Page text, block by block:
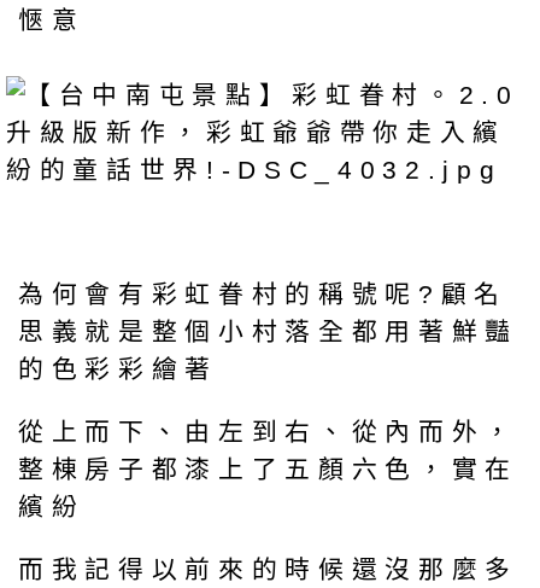
愜意
為何會有彩虹眷村的稱號呢?顧名
思義就是整個小村落全都用著鮮豔
的色彩彩繪著
從上而下、由左到右、從內而外，
整棟房子都漆上了五顏六色，實在
繽紛
而我記得以前來的時候還沒那麼多